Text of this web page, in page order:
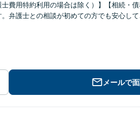
士費用特約利用の場合は除く）】【相続・
弁護士との相談が初めての方でも安心し
メールで